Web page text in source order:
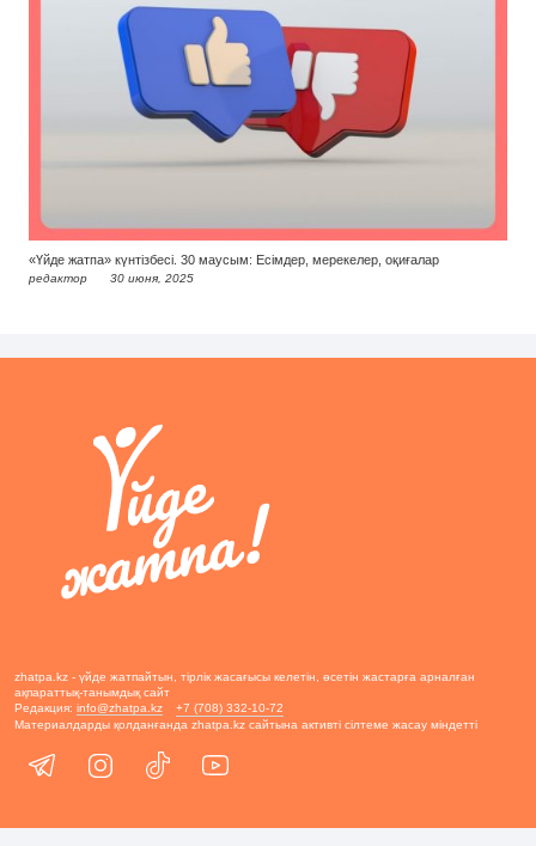
«Үйде жатпа» күнтізбесі. 30 маусым: Есімдер, мерекелер, оқиғалар
редактор 30 июня, 2025
zhatpa.kz - үйде жатпайтын, тірлік жасағысы келетін, өсетін жастарға арналған
ақпараттық-танымдық сайт
Редакция: info@zhatpa.kz
+7 (708) 332-10-72
Материалдарды қолданғанда zhatpa.kz сайтына активті сілтеме жасау міндетті